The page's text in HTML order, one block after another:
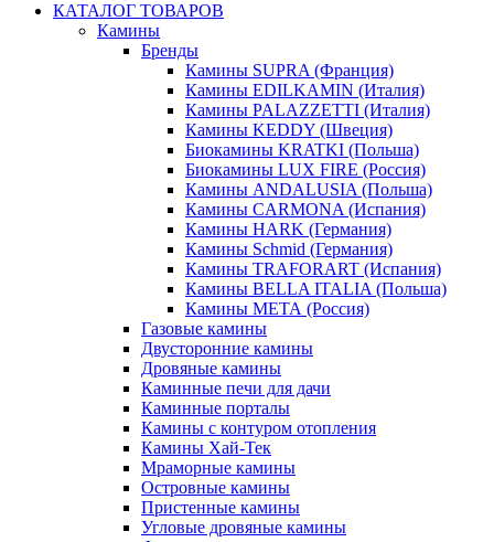
КАТАЛОГ ТОВАРОВ
Камины
Бренды
Камины SUPRA (Франция)
Камины EDILKAMIN (Италия)
Камины PALAZZETTI (Италия)
Камины KEDDY (Швеция)
Биокамины KRATKI (Польша)
Биокамины LUX FIRE (Россия)
Камины ANDALUSIA (Польша)
Камины CARMONA (Испания)
Камины HARK (Германия)
Камины Schmid (Германия)
Камины TRAFORART (Испания)
Камины BELLA ITALIA (Польша)
Камины МЕТА (Россия)
Газовые камины
Двусторонние камины
Дровяные камины
Каминные печи для дачи
Каминные порталы
Камины с контуром отопления
Камины Хай-Тек
Мраморные камины
Островные камины
Пристенные камины
Угловые дровяные камины